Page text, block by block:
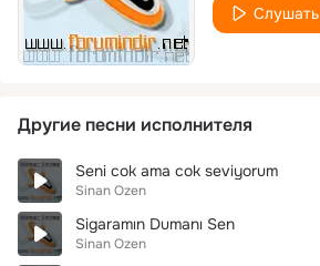
Слушать
Другие песни исполнителя
Seni cok ama cok seviyorum
Sinan Ozen
Sigaramın Dumanı Sen
Sinan Ozen